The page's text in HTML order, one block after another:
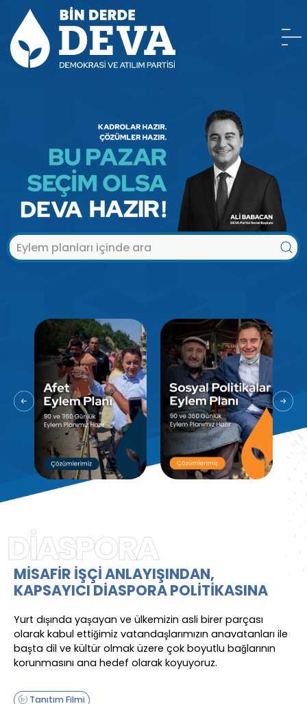
DİASPORA
MİSAFİR İŞÇİ ANLAYIŞINDAN,
KAPSAYICI DİASPORA POLİTİKASINA
Yurt dışında yaşayan ve ülkemizin asli birer parçası
olarak kabul ettiğimiz vatandaşlarımızın anavatanları ile
başta dil ve kültür olmak üzere çok boyutlu bağlarının
korunmasını ana hedef olarak koyuyoruz.
Tanıtım Filmi